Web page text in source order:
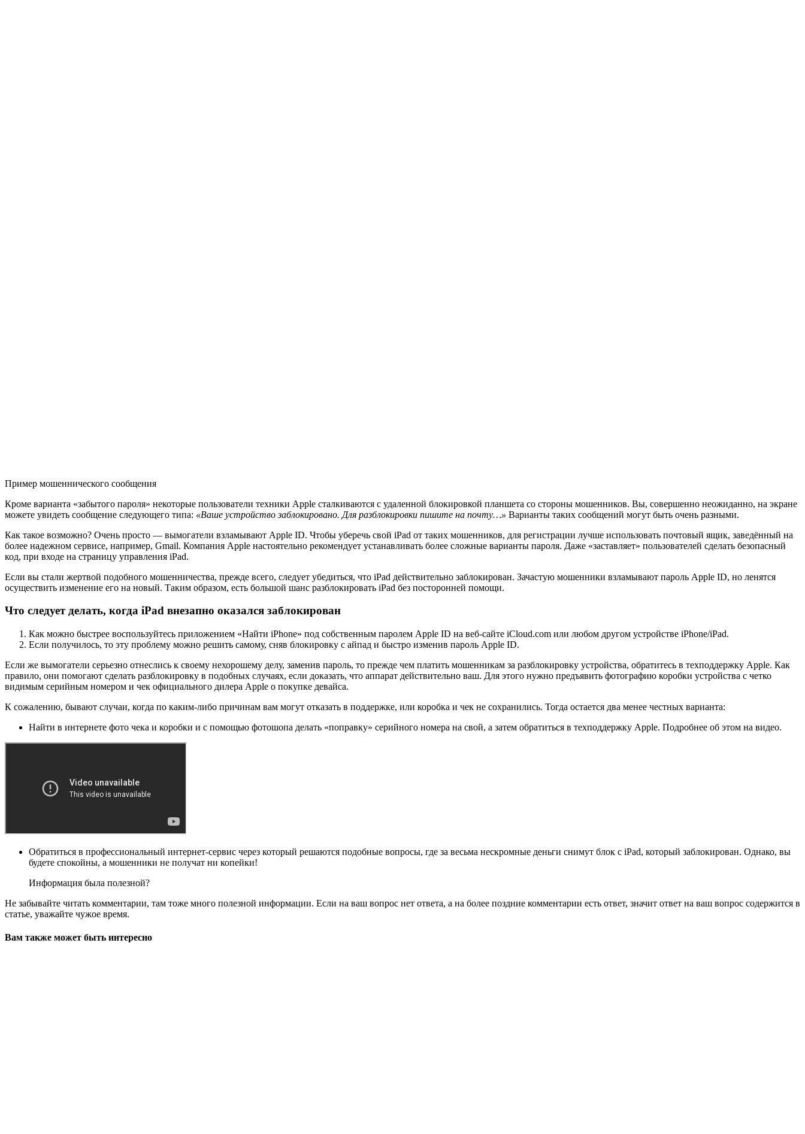
Пример мошеннического сообщения
Кроме варианта «забытого пароля» некоторые пользователи техники Apple сталкиваются с удаленной блокировкой планшета со стороны мошенников. Вы, совершенно неожиданно, на экране
можете увидеть сообщение следующего типа: «Ваше устройство заблокировано. Для разблокировки пишите на почту…» Варианты таких сообщений могут быть очень разными.
Как такое возможно? Очень просто — вымогатели взламывают Apple ID. Чтобы уберечь свой iPad от таких мошенников, для регистрации лучше использовать почтовый ящик, заведённый на
более надежном сервисе, например, Gmail. Компания Apple настоятельно рекомендует устанавливать более сложные варианты пароля. Даже «заставляет» пользователей сделать безопасный
код, при входе на страницу управления iPad.
Если вы стали жертвой подобного мошенничества, прежде всего, следует убедиться, что iPad действительно заблокирован. Зачастую мошенники взламывают пароль Apple ID, но ленятся
осуществить изменение его на новый. Таким образом, есть большой шанс разблокировать iPad без посторонней помощи.
Что следует делать, когда iPad внезапно оказался заблокирован
Как можно быстрее воспользуйтесь приложением «Найти iPhone» под собственным паролем Apple ID на веб-сайте iCloud.com или любом другом устройстве iPhone/iPad.
Если получилось, то эту проблему можно решить самому, сняв блокировку с айпад и быстро изменив пароль Apple ID.
Если же вымогатели серьезно отнеслись к своему нехорошему делу, заменив пароль, то прежде чем платить мошенникам за разблокировку устройства, обратитесь в техподдержку Apple. Как
правило, они помогают сделать разблокировку в подобных случаях, если доказать, что аппарат действительно ваш. Для этого нужно предъявить фотографию коробки устройства с четко
видимым серийным номером и чек официального дилера Apple о покупке девайса.
К сожалению, бывают случаи, когда по каким-либо причинам вам могут отказать в поддержке, или коробка и чек не сохранились. Тогда остается два менее честных варианта:
Найти в интернете фото чека и коробки и с помощью фотошопа делать «поправку» серийного номера на свой, а затем обратиться в техподдержку Apple. Подробнее об этом на видео.
Обратиться в профессиональный интернет-сервис через который решаются подобные вопросы, где за весьма нескромные деньги снимут блок с iPad, который заблокирован. Однако, вы
будете спокойны, а мошенники не получат ни копейки!
Информация была полезной?
Не забывайте читать комментарии, там тоже много полезной информации. Если на ваш вопрос нет ответа, а на более поздние комментарии есть ответ, значит ответ на ваш вопрос содержится в
статье, уважайте чужое время.
Вам также может быть интересно